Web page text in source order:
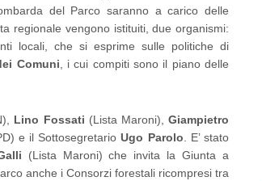
del Parco saranno a carico delle
regionale vengono istituiti, due organismi:
locali, che si esprime sulle politiche di
Comuni , i cui compiti sono il piano delle
Lino Fossati (Lista Maroni),Giampietro
e il SottosegretarioUgo Parolo . E’ stato
(Lista Maroni) che invita la Giunta a
anche i Consorzi forestali ricompresi tra